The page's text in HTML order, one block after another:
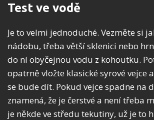
Test ve vodě
Je to velmi jednoduché. Vezměte si
nádobu, třeba větší sklenici nebo
do ní obyčejnou vodu z kohoutku.
opatrně vložte klasické syrové vejce
se bude dít. Pokud vejce spadne na
znamená, že je čerstvé a není třeba
je někde ve středu tekutiny, už je to